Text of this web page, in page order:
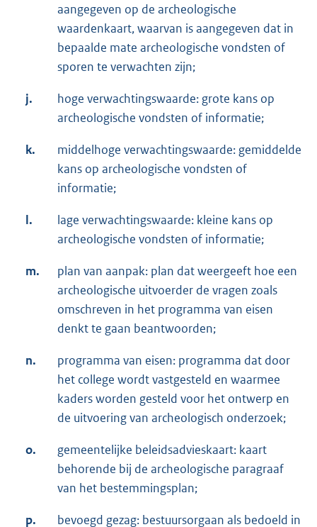
aangegeven op de archeologische
waardenkaart, waarvan is aangegeven dat in
bepaalde mate archeologische vondsten of
sporen te verwachten zijn;
j.
hoge verwachtingswaarde: grote kans op
archeologische vondsten of informatie;
k.
middelhoge verwachtingswaarde: gemiddelde
kans op archeologische vondsten of
informatie;
l.
lage verwachtingswaarde: kleine kans op
archeologische vondsten of informatie;
m.
plan van aanpak: plan dat weergeeft hoe een
archeologische uitvoerder de vragen zoals
omschreven in het programma van eisen
denkt te gaan beantwoorden;
n.
programma van eisen: programma dat door
het college wordt vastgesteld en waarmee
kaders worden gesteld voor het ontwerp en
de uitvoering van archeologisch onderzoek;
o.
gemeentelijke beleidsadvieskaart: kaart
behorende bij de archeologische paragraaf
van het bestemmingsplan;
p. bevoegd gezag: bestuursorgaan als bedoeld in